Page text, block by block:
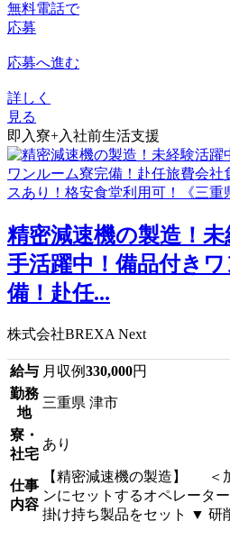
無料電話で
応募
応募へ進む
詳しく
見る
即入寮+入社前生活支援
精密減速機の製造！
手活躍中！備品付き
備！赴任...
株式会社BREXA Next
給与 月収例330,000円
勤務
地
三重県 津市
寮・
社宅
あり
仕事
内容
【精密減速機の製造】 ＜
ンにセットするオペレータ
掛け持ち製品をセット ▼ 研